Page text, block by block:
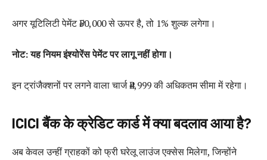
अगर यूटिलिटी पेमेंट ₹50,000 से ऊपर है, तो 1% शुल्क लगेगा।
नोट: यह नियम इंश्योरेंस पेमेंट पर लागू नहीं होगा।
इन ट्रांजैक्शनों पर लगने वाला चार्ज ₹4,999 की अधिकतम सीमा में रहेगा।
ICICI बैंक के क्रेडिट कार्ड में क्या बदलाव आया है?
अब केवल उन्हीं ग्राहकों को फ्री घरेलू लाउंज एक्सेस मिलेगा, जिन्होंने